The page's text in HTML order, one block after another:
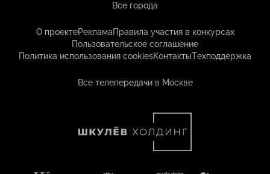
Все города
О проектеРекламаПравила участия в конкурсах
Пользовательское соглашение
Политика использования cookiesКонтактыТехподдержка
Все телепередачи в Москве